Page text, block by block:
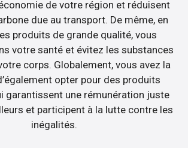
de votre région et réduisent
due au transport. De même, en
produits de grande qualité, vous
votre santé et évitez les substances
corps. Globalement, vous avez la
opter pour des produits
garantissent une rémunération juste
et participent à la lutte contre les
inégalités.